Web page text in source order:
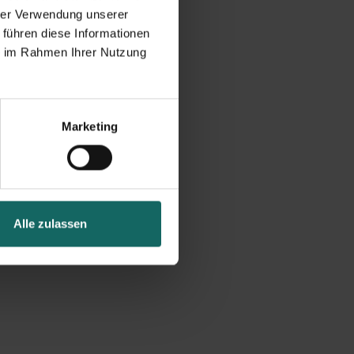
Verwendung unserer
diese Informationen
Rahmen Ihrer Nutzung
Marketing
Alle zulassen